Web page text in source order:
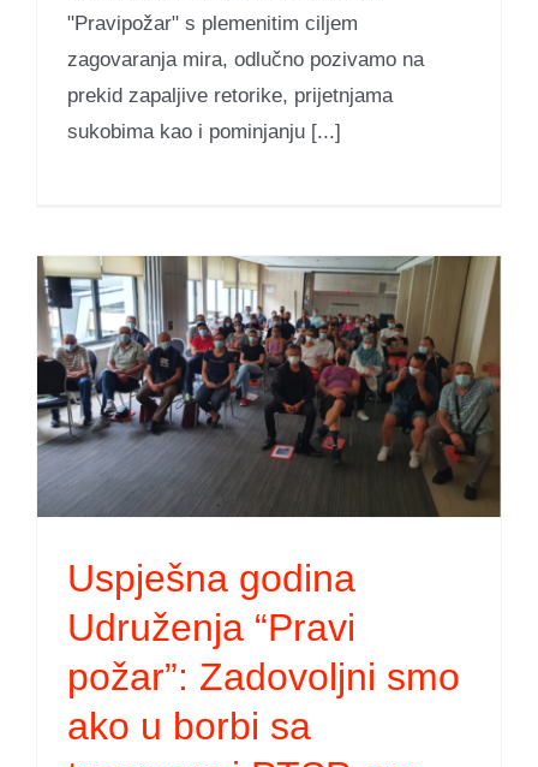
"Pravipožar" s plemenitim ciljem
zagovaranja mira, odlučno pozivamo na
prekid zapaljive retorike, prijetnjama
sukobima kao i pominjanju [...]
Uspješna godina
Udruženja “Pravi
požar”: Zadovoljni smo
ako u borbi sa